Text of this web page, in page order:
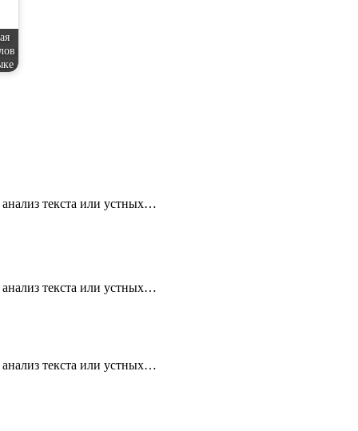
анализ текста или устных…
анализ текста или устных…
анализ текста или устных…